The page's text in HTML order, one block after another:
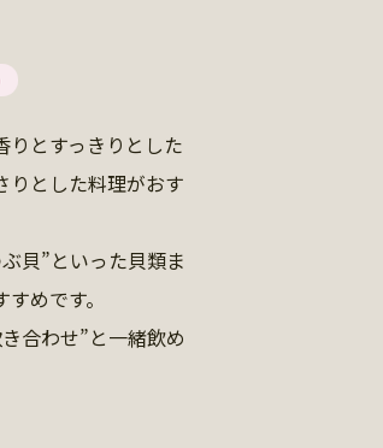
りとすっきりとした
りとした料理がおす
貝”といった貝類ま
めです。
合わせ”と一緒飲め